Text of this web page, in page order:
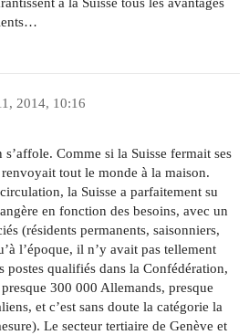
2014, 10:16
Comme si la Suisse fermait ses
tout le monde à la maison.
la Suisse a parfaitement su
en fonction des besoins, avec un
(résidents permanents, saisonniers,
l’époque, il n’y avait pas tellement
postes qualifiés dans la Confédération,
300 000 Allemands, presque
et c’est sans doute la catégorie la
Le secteur tertiaire de Genève et